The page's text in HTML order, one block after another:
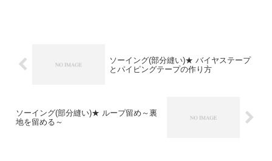
ソーイング(部分縫い)★ バイヤステープ
とパイピングテープの作り方
ソーイング(部分縫い)★ ループ留め～裏
地を留める～